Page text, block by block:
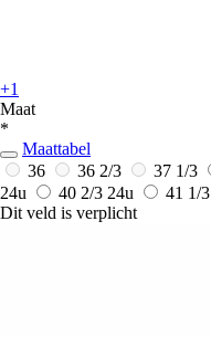
+1
Maat
*
Maattabel
36
36 2/3 37 1/3
24u
40 2/3 24u 41 1/3
Dit veld is verplicht